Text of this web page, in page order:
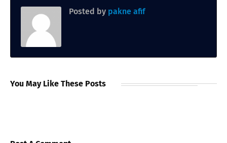
Posted by pakne afif
You May Like These Posts